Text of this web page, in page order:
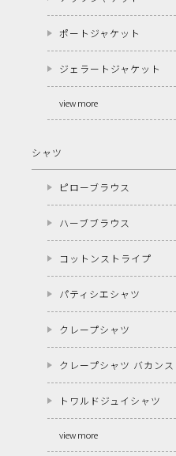
ポートジャケット
ジェラートジャケット
view more
シャツ
ピローブラウス
ハーブブラウス
コットンストライプ
パティシエシャツ
クレープシャツ
クレープシャツ バカンス
トワルドジュイシャツ
view more